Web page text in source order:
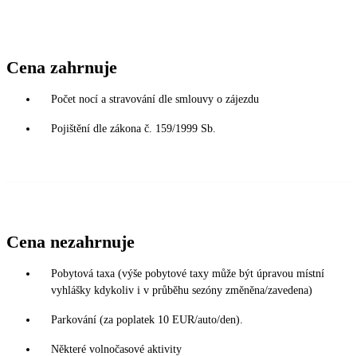
Cena zahrnuje
Počet nocí a stravování dle smlouvy o zájezdu
Pojištění dle zákona č. 159/1999 Sb.
Cena nezahrnuje
Pobytová taxa (výše pobytové taxy může být úpravou místní
vyhlášky kdykoliv i v průběhu sezóny změněna/zavedena)
Parkování (za poplatek 10 EUR/auto/den).
Některé volnočasové aktivity